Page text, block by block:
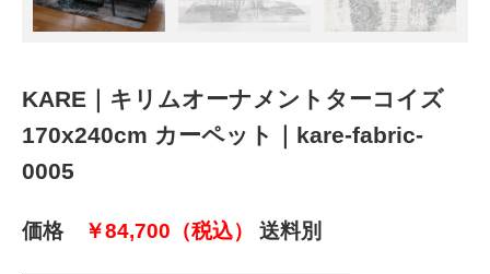
KARE｜キリムオーナメントターコイズ
170x240cm カーペット｜kare-fabric-
0005
価格 ￥84,700（税込） 送料別